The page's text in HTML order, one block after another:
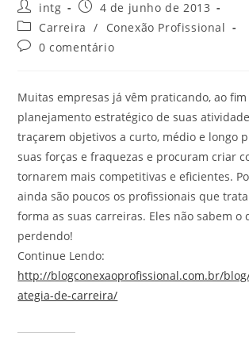
intg
4 de junho de 2013
Carreira
/
Conexão Profissional
0 comentário
Muitas empresas já vêm praticando, ao
planejamento estratégico de suas
traçarem objetivos a curto, médio e longo
suas forças e fraquezas e procuram criar
tornarem mais competitivas e eficientes.
ainda são poucos os profissionais que
forma as suas carreiras. Eles não sabem o
perdendo!
Continue Lendo:
http://blogconexaoprofissional.com.br/
ategia-de-carreira/